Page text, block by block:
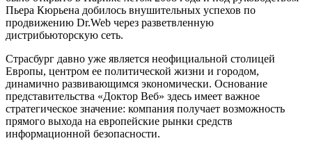
Пьера Кюрьена добилось внушительных успехов по
продвижению Dr.Web через разветвленную
дистрибьюторскую сеть.
Страсбург давно уже является неофициальной столицей
Европы, центром ее политической жизни и городом,
динамично развивающимся экономически. Основание
представительства «Доктор Веб» здесь имеет важное
стратегическое значение: компания получает возможность
прямого выхода на европейские рынки средств
информационной безопасности.